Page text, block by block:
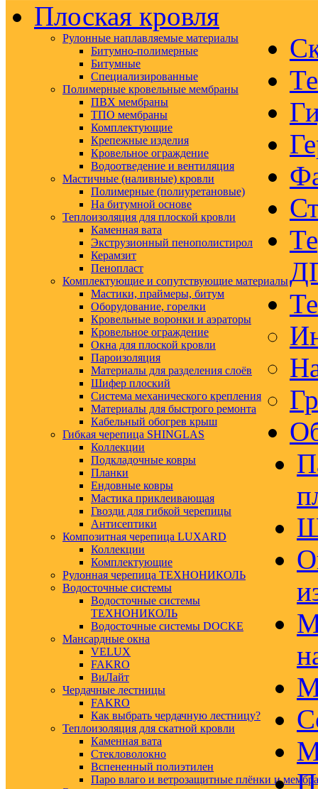
Плоская кровля
Рулонные наплавляемые материалы
Битумно-полимерные
Битумные
Специализированные
Полимерные кровельные мембраны
ПВХ мембраны
ТПО мембраны
Комплектующие
Крепежные изделия
Кровельное ограждение
Водоотведение и вентиляция
Мастичные (наливные) кровли
Полимерные (полиуретановые)
На битумной основе
Теплоизоляция для плоской кровли
Каменная вата
Экструзионный пенополистирол
Керамзит
Пенопласт
Комплектующие и сопутствующие материалы
Мастики, праймеры, битум
Оборудование, горелки
Кровельные воронки и аэраторы
Кровельное ограждение
Окна для плоской кровли
Пароизоляция
Материалы для разделения слоёв
Шифер плоский
Система механического крепления
Материалы для быстрого ремонта
Кабельный обогрев крыш
Гибкая черепица SHINGLAS
Коллекции
Подкладочные ковры
Планки
Ендовные ковры
Мастика приклеивающая
Гвозди для гибкой черепицы
Антисептики
Композитная черепица LUXARD
Коллекции
Комплектующие
Рулонная черепица ТЕХНОНИКОЛЬ
Водосточные системы
Водосточные системы
ТЕХНОНИКОЛЬ
Водосточные системы DOCKE
Мансардные окна
VELUX
FAKRO
ВиЛайт
Чердачные лестницы
FAKRO
Как выбрать чердачную лестницу?
Теплоизоляция для скатной кровли
Каменная вата
Стекловолокно
Вспененный полиэтилен
Паро влаго и ветрозащитные плёнки и